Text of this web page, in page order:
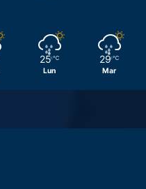
25 ℃
Lun
29 ℃
Mar